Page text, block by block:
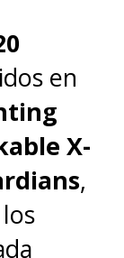
en
X-
,